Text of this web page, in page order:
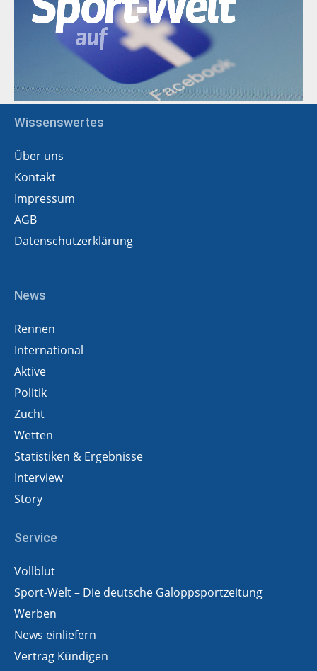
Wissenswertes
Über uns
Kontakt
Impressum
AGB
Datenschutzerklärung
News
Rennen
International
Aktive
Politik
Zucht
Wetten
Statistiken & Ergebnisse
Interview
Story
Service
Vollblut
Sport-Welt – Die deutsche Galoppsportzeitung
Werben
News einliefern
Vertrag Kündigen